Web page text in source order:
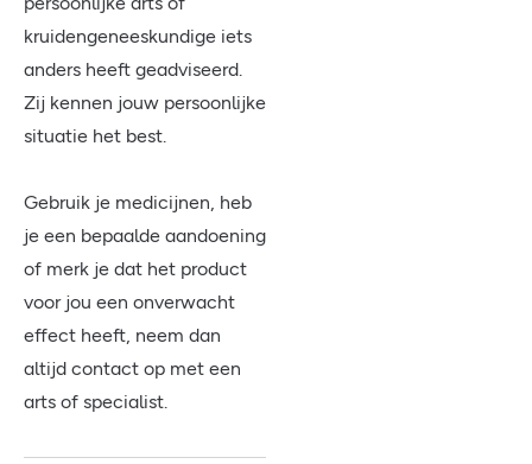
kruidengeneeskundige iets
anders heeft geadviseerd.
Zij kennen jouw persoonlijke
situatie het best.
Gebruik je medicijnen, heb
je een bepaalde aandoening
of merk je dat het product
voor jou een onverwacht
effect heeft, neem dan
altijd contact op met een
arts of specialist.